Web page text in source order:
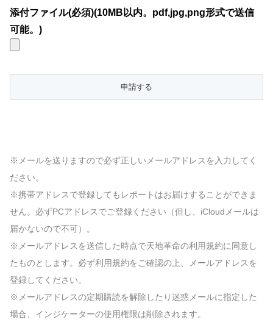
添付ファイル(必須)(10MB以内。pdf,jpg,png形式で送信
可能。)
※メールを送りますので必ず正しいメールアドレスを入力してく
ださい。
※携帯アドレスで登録してもレポートはお届けすることができま
せん。必ずPCアドレスでご登録ください（但し、iCloudメールは
届かないので不可）。
※メールアドレスを送信した時点で天地革命の利用規約に同意し
たものとします。必ず利用規約をご確認の上、メールアドレスを
登録してください。
※メールアドレスの定期購読を解除したり迷惑メールに指定した
場合、インジケーターの使用権限は削除されます。